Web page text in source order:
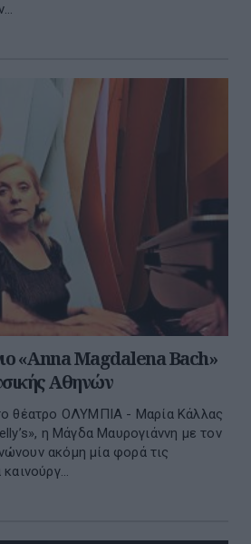
«Anna Magdalena Bach»
Αθηνών
θέατρο ΟΛΥΜΠΙΑ - Μαρία Κάλλας
η Μάγδα Μαυρογιάννη με τον
ακόμη μία φορά τις